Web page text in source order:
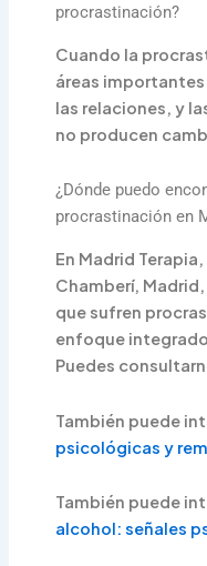
procrastinación?
Cuando la
áreas
las relaciones, y
no producen
¿Dónde puedo
procrastinación en
En Madrid
Chamberí,
que sufren
enfoque
Puedes
También puede
psicológicas y
También puede
alcohol: señales